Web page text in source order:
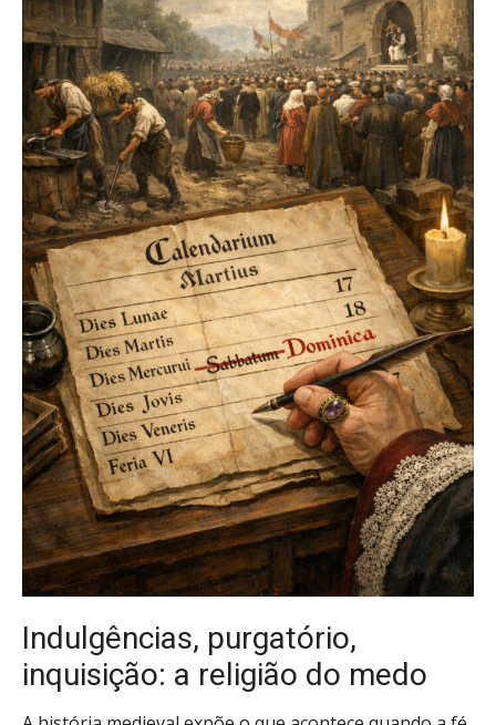
Indulgências, purgatório,
inquisição: a religião do medo